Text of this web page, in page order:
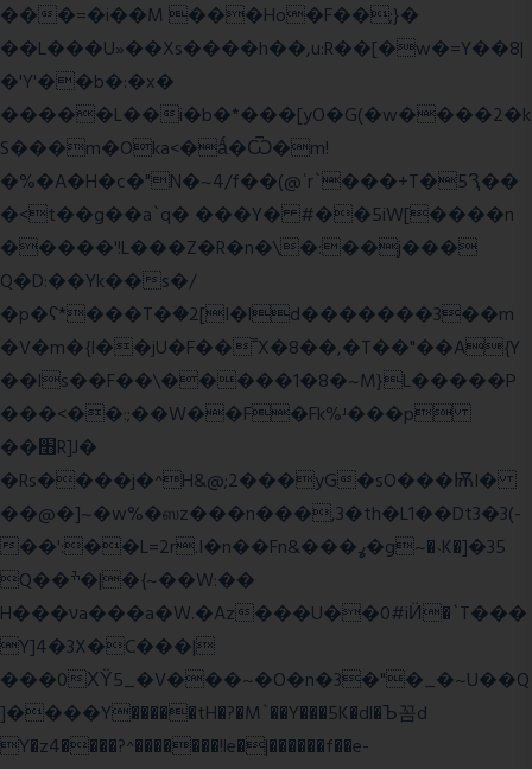
���=�i��M ���Ho�F��;}�
��L���U»��Xs����h��,u:R��[�w�=Y��8|
�'Y'��b�:�x�
�����L��i�b�*���[yO�G(�w����2�k
S���m�Oka<�ǻ�Ѿ�m!
�%�A�H�c�"N�~4/f��(@ʿr`���+T�5Ԇ��
�<t��g��a`q� ���Y� #��5iW[����n
�����'!L���Z�R�n�\�:��j���
Q�D:��Yk��s�/
�p�ʕ*���T�ؘ�2[I�ld�������3��m
�V�m�{I��jU�F��˭X�8��,�T��"��A{Y
��ls��F��\�����1�8�~M}L�����P
���<��:;��W��F�Fk%ʴ���p
��׫R]J�
�Rs����j�^H&@;2���yG�sO���ѬI�
��@�]~�w%�ஸz���n���,3�th�L1��Dt3�3(-
��':��L=2r.I�n��Fn&���ߩ�g~�˴K�]�35
Q��ׯ�|�{~��W:��
H���νa���a�W.�Az���U��0#iӤ�`T���
Y]4�3X�C���|
���0ХΫ5_�V���~�O�n�3�"�_�~U��Q
]����Y�����tH�?�M`��Y���5K�dl�Ъ꼼d
Y�z4����?^�������!le�|������f��e-